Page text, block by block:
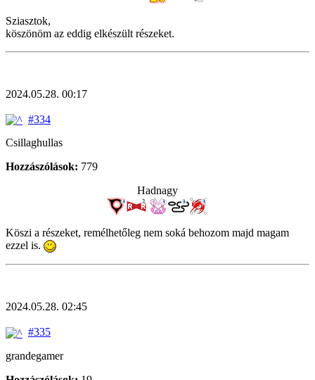
Sziasztok,
köszönöm az eddig elkészült részeket.
2024.05.28. 00:17
#334
Csillaghullas
Hozzászólások: 779
Hadnagy
Köszi a részeket, remélhetőleg nem soká behozom majd magam
ezzel is.
2024.05.28. 02:45
#335
grandegamer